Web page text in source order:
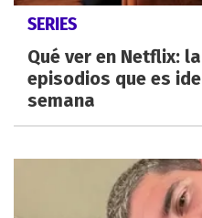
SERIES
Qué ver en Netflix:
episodios que es
semana